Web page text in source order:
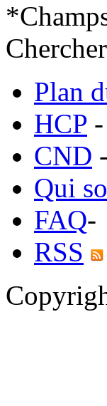
*
Plan
HCP -
CND -
Qui
FAQ-
RSS